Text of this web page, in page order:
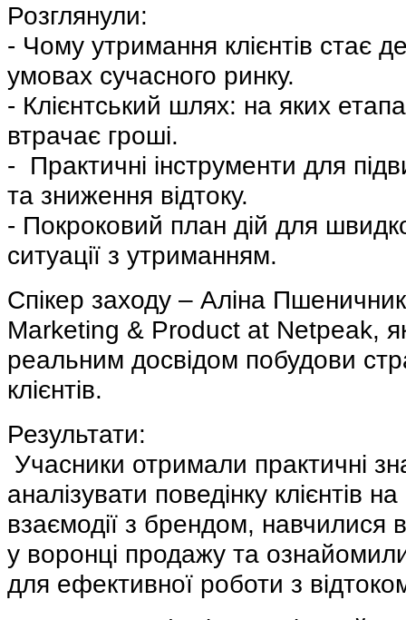
Розглянули:
- Чому утримання клієнтів стає
умовах сучасного ринку.
- Клієнтський шлях: на яких
втрачає гроші.
- Практичні інструменти для
та зниження відтоку.
- Покроковий план дій для
ситуації з утриманням.
Спікер заходу – Аліна
Marketing & Product at Netpeak,
реальним досвідом побудови
клієнтів.
Результати:
Учасники отримали практичні
аналізувати поведінку клієнтів
взаємодії з брендом, навчилися
у воронці продажу та
для ефективної роботи з